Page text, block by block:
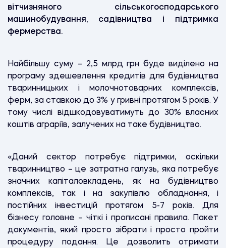
вітчизняного сільськогосподарського
машинобудування, садівництва і підтримка
фермерства.
Найбільшу суму – 2,5 млрд грн буде виділено на
програму здешевлення кредитів для будівництва
тваринницьких і молочнотоварних комплексів,
ферм, за ставкою до 3% у гривні протягом 5 років. У
тому числі відшкодовуватимуть до 30% власних
коштів аграріїв, залучених на таке будівництво.
«Даний сектор потребує підтримки, оскільки
тваринництво – це затратна галузь, яка потребує
значних капіталовкладень, як на будівництво
комплексів, так і на закупівлю обладнання, і
постійних інвестицій протягом 5-7 років. Для
бізнесу головне – чіткі і прописані правила. Пакет
документів, який просто зібрати і просто пройти
процедуру подання. Це дозволить отримати